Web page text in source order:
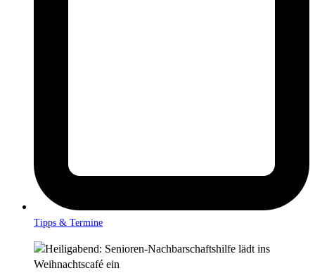
Tipps & Termine